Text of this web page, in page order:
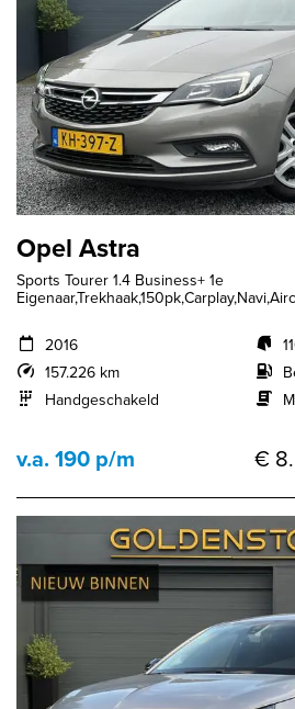
Opel Astra
Sports Tourer 1.4 Business+ 1e
2016
157.226 km
Handgeschakeld
v.a. 190 p/m €